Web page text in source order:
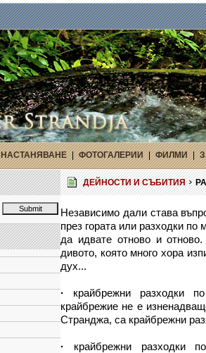
НАСТАНЯВАНЕ | ФОТОГАЛЕРИИ | ФИЛМИ |
ДЕЙНОСТИ И СЪБИТИЯ
Независимо дали става
през гората или разходки
да идвате отново и
дивото, която много хора
дух...
· крайбрежни разходки
крайбрежие не е
Странджа, са крайбрежни
· крайбрежни разходки